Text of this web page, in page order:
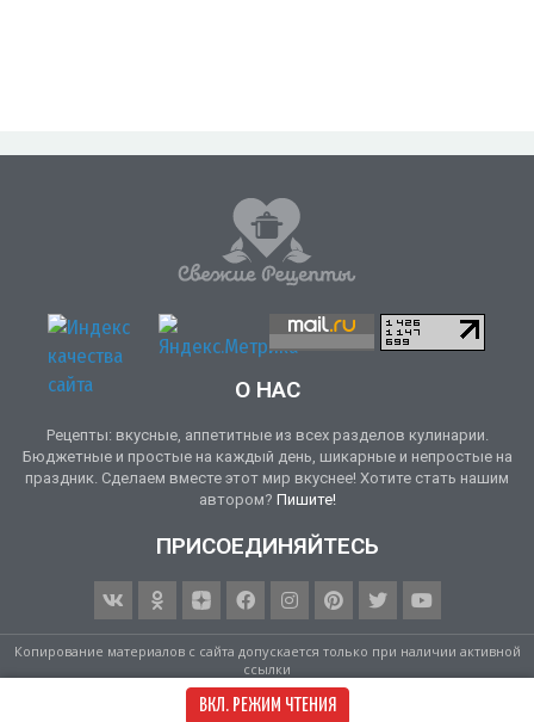
ВКЛ. РЕЖИМ ЧТЕНИЯ
О НАС
Рецепты: вкусные, аппетитные из всех разделов кулинарии.
Бюджетные и простые на каждый день, шикарные и непростые на
праздник. Сделаем вместе этот мир вкуснее! Хотите стать нашим
автором? Пишите!
ПРИСОЕДИНЯЙТЕСЬ
Свежие Рецепты © 2017–2026
Копирование материалов с сайта допускается только при наличии активной
ссылки